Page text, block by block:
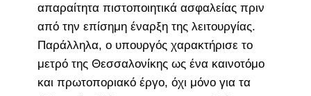
απαραίτητα πιστοποιητικά ασφαλείας πριν
από την επίσημη έναρξη της λειτουργίας.
Παράλληλα, ο υπουργός χαρακτήρισε το
μετρό της Θεσσαλονίκης ως ένα καινοτόμο
και πρωτοποριακό έργο, όχι μόνο για τα